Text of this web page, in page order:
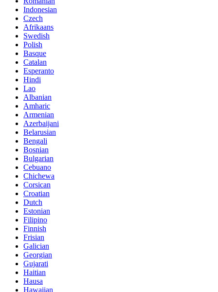
Indonesian
Czech
Afrikaans
Swedish
Polish
Basque
Catalan
Esperanto
Hindi
Lao
Albanian
Amharic
Armenian
Azerbaijani
Belarusian
Bengali
Bosnian
Bulgarian
Cebuano
Chichewa
Corsican
Croatian
Dutch
Estonian
Filipino
Finnish
Frisian
Galician
Georgian
Gujarati
Haitian
Hausa
Hawaiian